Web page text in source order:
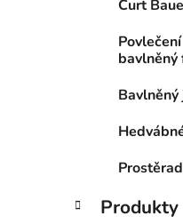
Curt
Produkty